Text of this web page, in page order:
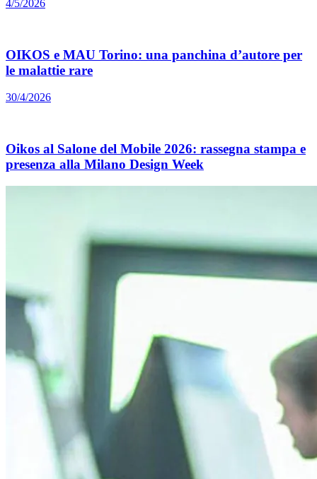
4/5/2026
OIKOS e MAU Torino: una panchina d’autore per
le malattie rare
30/4/2026
Oikos al Salone del Mobile 2026: rassegna stampa e
presenza alla Milano Design Week